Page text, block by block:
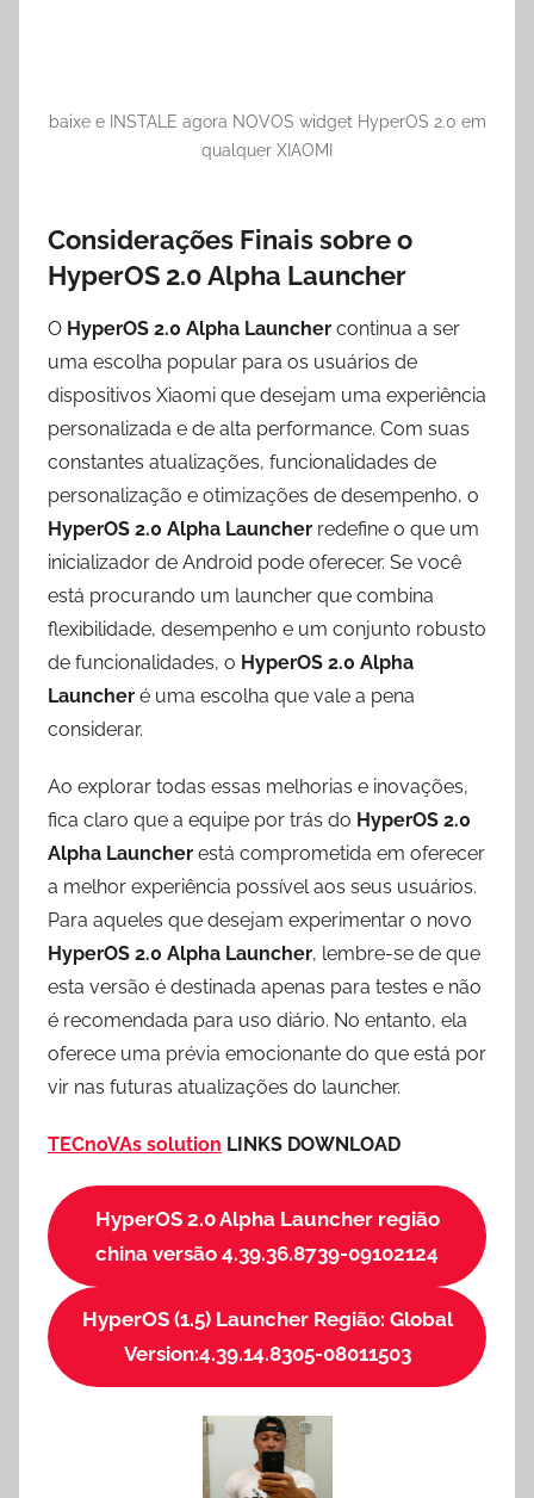
baixe e INSTALE agora NOVOS widget HyperOS 2.0 em
qualquer XIAOMI
Considerações Finais sobre o
HyperOS 2.0 Alpha Launcher
O HyperOS 2.0 Alpha Launcher continua a ser
uma escolha popular para os usuários de
dispositivos Xiaomi que desejam uma experiência
personalizada e de alta performance. Com suas
constantes atualizações, funcionalidades de
personalização e otimizações de desempenho, o
HyperOS 2.0 Alpha Launcher redefine o que um
inicializador de Android pode oferecer. Se você
está procurando um launcher que combina
flexibilidade, desempenho e um conjunto robusto
de funcionalidades, o HyperOS 2.0 Alpha
Launcher é uma escolha que vale a pena
considerar.
Ao explorar todas essas melhorias e inovações,
fica claro que a equipe por trás do HyperOS 2.0
Alpha Launcher está comprometida em oferecer
a melhor experiência possível aos seus usuários.
Para aqueles que desejam experimentar o novo
HyperOS 2.0 Alpha Launcher, lembre-se de que
esta versão é destinada apenas para testes e não
é recomendada para uso diário. No entanto, ela
oferece uma prévia emocionante do que está por
vir nas futuras atualizações do launcher.
TECnoVAs solution LINKS DOWNLOAD
HyperOS 2.0 Alpha Launcher região
china versão 4.39.36.8739-09102124
HyperOS (1.5) Launcher Região: Global
Version:4.39.14.8305-08011503